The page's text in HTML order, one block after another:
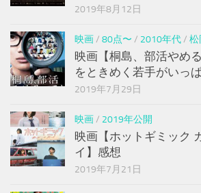
2019年8月12日
映画/ 80点〜 / 2010年代/ 松
映画【桐島、部活やめ
をときめく若手がいっ
2019年7月29日
映画/ 2019年公開
映画【ホットギミック
イ】感想
2019年7月21日